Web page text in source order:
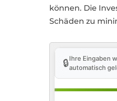
können. Die
Schäden zu
🔒Ihre Eingaben
automatisch